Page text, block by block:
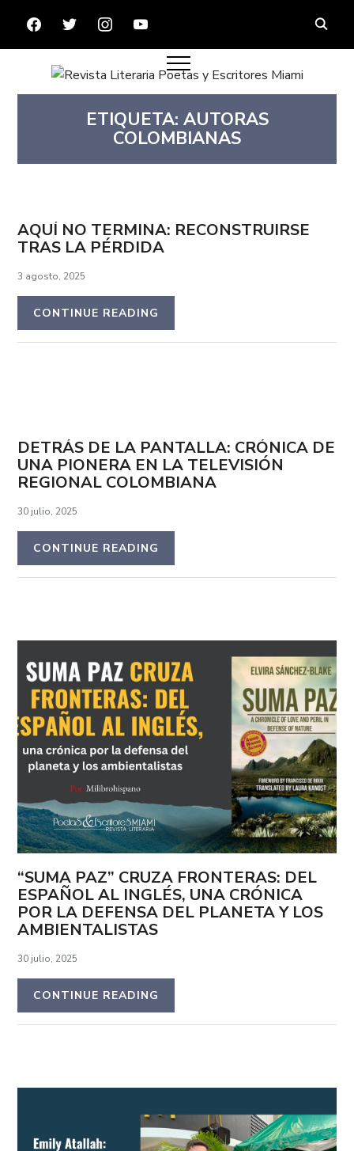
FACEBOOKTWITTERINSTAGRAMYOUTUBE
ETIQUETA: AUTORAS
COLOMBIANAS
AQUÍ NO TERMINA: RECONSTRUIRSE
TRAS LA PÉRDIDA
3 agosto, 2025
CONTINUE READING
DETRÁS DE LA PANTALLA: CRÓNICA DE
UNA PIONERA EN LA TELEVISIÓN
REGIONAL COLOMBIANA
30 julio, 2025
CONTINUE READING
“SUMA PAZ” CRUZA FRONTERAS: DEL
ESPAÑOL AL INGLÉS, UNA CRÓNICA
POR LA DEFENSA DEL PLANETA Y LOS
AMBIENTALISTAS
30 julio, 2025
CONTINUE READING